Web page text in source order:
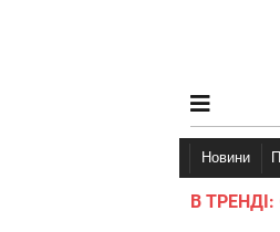
Новини
В ТРЕНДІ:
Війна в Україні 2022